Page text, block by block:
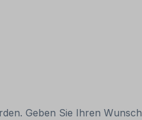
Geben Sie Ihren